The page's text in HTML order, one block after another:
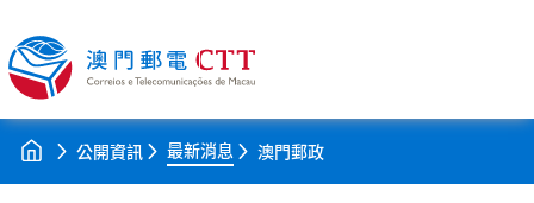
公開資訊 最新消息 澳門郵政